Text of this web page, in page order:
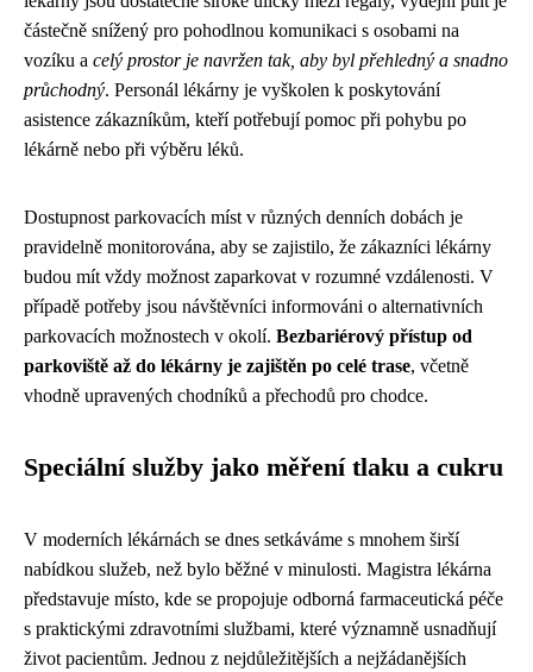
částečně snížený pro pohodlnou komunikaci s osobami na
vozíku a celý prostor je navržen tak, aby byl přehledný a snadno
průchodný. Personál lékárny je vyškolen k poskytování
asistence zákazníkům, kteří potřebují pomoc při pohybu po
lékárně nebo při výběru léků.
Dostupnost parkovacích míst v různých denních dobách je
pravidelně monitorována, aby se zajistilo, že zákazníci lékárny
budou mít vždy možnost zaparkovat v rozumné vzdálenosti. V
případě potřeby jsou návštěvníci informováni o alternativních
parkovacích možnostech v okolí. Bezbariérový přístup od
parkoviště až do lékárny je zajištěn po celé trase, včetně
vhodně upravených chodníků a přechodů pro chodce.
Speciální služby jako měření tlaku a cukru
V moderních lékárnách se dnes setkáváme s mnohem širší
nabídkou služeb, než bylo běžné v minulosti. Magistra lékárna
představuje místo, kde se propojuje odborná farmaceutická péče
s praktickými zdravotními službami, které významně usnadňují
život pacientům. Jednou z nejdůležitějších a nejžádanějších